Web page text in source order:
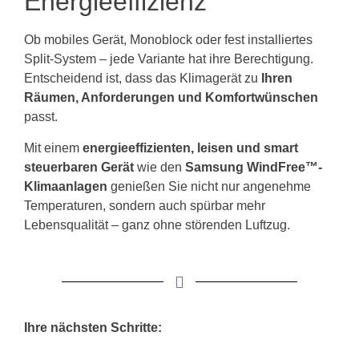
Ob mobiles Gerät, Monoblock oder fest installiertes
Split-System – jede Variante hat ihre Berechtigung.
Entscheidend ist, dass das Klimagerät zu
Ihren
Räumen, Anforderungen und Komfortwünschen
passt.
Mit einem energieeffizienten, leisen und smart
steuerbaren Gerät wie den Samsung WindFree™-
Klimaanlagen genießen Sie nicht nur angenehme
Temperaturen, sondern auch spürbar mehr
Lebensqualität – ganz ohne störenden Luftzug.
Ihre nächsten Schritte: